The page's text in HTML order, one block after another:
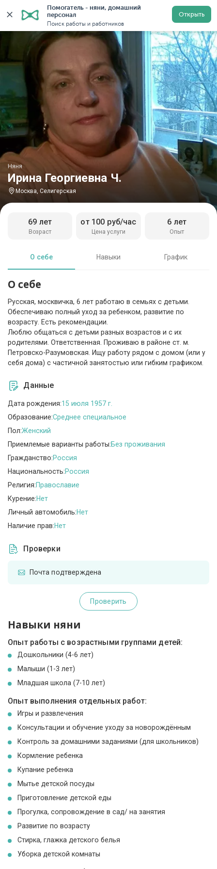
Помогатель - няни, домашний
персонал
Поиск работы и работников
Открыть
Главная Няни Няни в Москве Няни у метро
Ирина Георгиевна Ч.
Няня
Москва, Селигерская
Возраст
69 лет
Цена услуги
от 100 руб/час
Опыт
6 лет
О себе Навыки График
О себе
Русская, москвичка, 6 лет работаю в семьях с детьми.
Обеспечиваю полный уход за ребенком, развитие по
возрасту. Есть рекомендации.
Люблю общаться с детьми разных возрастов и с их
родителями. Ответственная. Проживаю в районе ст. м.
Петровско-Разумовская. Ищу работу рядом с домом (или у
себя дома) с частичной занятостью или гибким графиком.
Данные
Дата рождения:15 июля 1957 г.
Образование:Среднее специальное
Пол:Женский
Приемлемые варианты работы:Без проживания
Гражданство:Россия
Национальность:Россия
Религия:Православие
Курение:Нет
Личный автомобиль:Нет
Наличие прав:Нет
Проверки
Почта подтверждена
Проверить
Навыки няни
Опыт работы с возрастными группами детей:
Дошкольники (4-6 лет)
Малыши (1-3 лет)
Младшая школа (7-10 лет)
Опыт выполнения отдельных работ:
Игры и развлечения
Консультации и обучение уходу за новорождённым
Контроль за домашними заданиями (для школьников)
Кормление ребенка
Купание ребенка
Мытье детской посуды
Приготовление детской еды
Прогулка, сопровождение в сад/ на занятия
Развитие по возрасту
Стирка, глажка детского белья
Уборка детской комнаты